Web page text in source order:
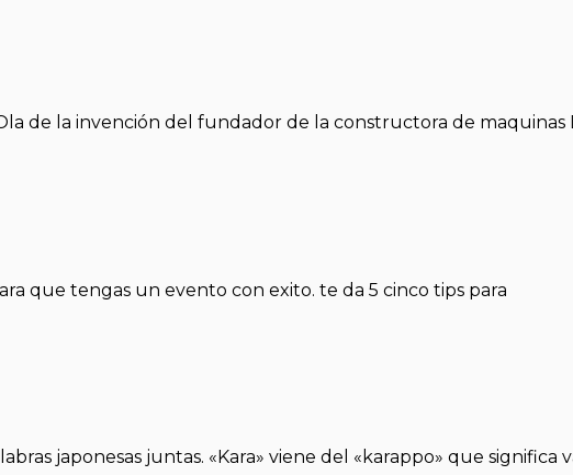
de la invención del fundador de la constructora de maquinas
que tengas un evento con exito. te da 5 cinco tips para
japonesas juntas. «Kara» viene del «karappo» que significa